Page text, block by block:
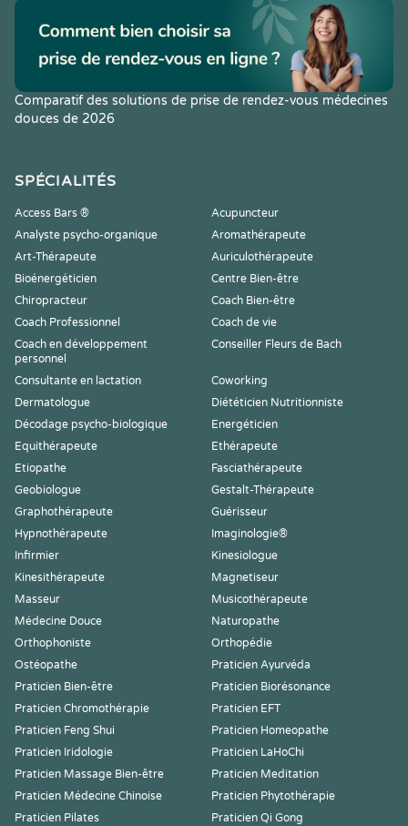
Comparatif des solutions de prise de rendez-vous médecines
douces de 2026
SPÉCIALITÉS
Access Bars ®
Acupuncteur
Analyste psycho-organique
Aromathérapeute
Art-Thérapeute
Auriculothérapeute
Bioénergéticien
Centre Bien-être
Chiropracteur
Coach Bien-être
Coach Professionnel
Coach de vie
Coach en développement
personnel
Conseiller Fleurs de Bach
Consultante en lactation
Coworking
Dermatologue
Diététicien Nutritionniste
Décodage psycho-biologique
Energéticien
Equithérapeute
Ethérapeute
Etiopathe
Fasciathérapeute
Geobiologue
Gestalt-Thérapeute
Graphothérapeute
Guérisseur
Hypnothérapeute
Imaginologie®
Infirmier
Kinesiologue
Kinesithérapeute
Magnetiseur
Masseur
Musicothérapeute
Médecine Douce
Naturopathe
Orthophoniste
Orthopédie
Ostéopathe
Praticien Ayurvéda
Praticien Bien-être
Praticien Biorésonance
Praticien Chromothérapie
Praticien EFT
Praticien Feng Shui
Praticien Homeopathe
Praticien Iridologie
Praticien LaHoChi
Praticien Massage Bien-être
Praticien Meditation
Praticien Médecine Chinoise
Praticien Phytothérapie
Praticien Pilates
Praticien Qi Gong